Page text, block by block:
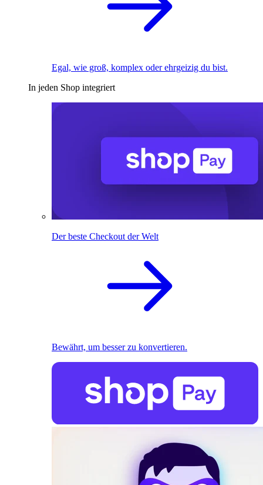
Egal, wie groß, komplex oder ehrgeizig du bist.
In jeden Shop integriert
Der beste Checkout der Welt
Bewährt, um besser zu konvertieren.